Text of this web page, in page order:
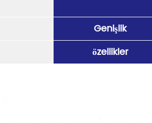
Genişlik
özellikler